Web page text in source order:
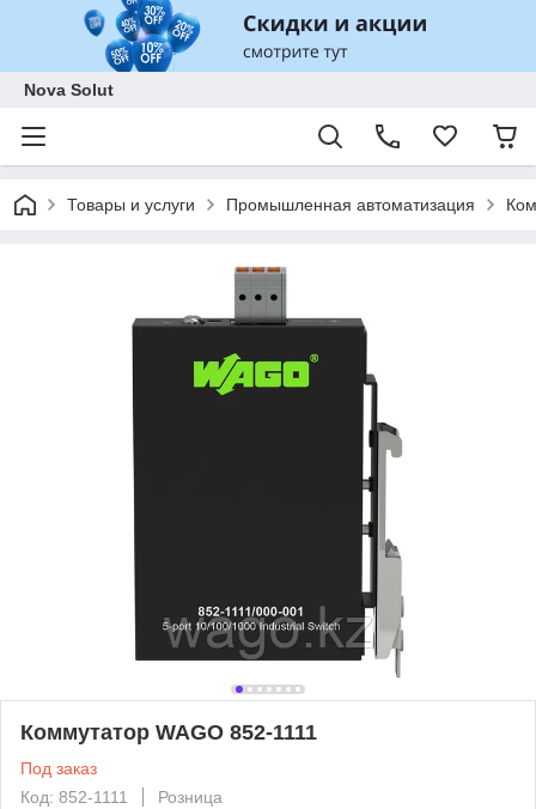
Nova Solut
Товары и услуги Промышленная автоматизация
Коммутатор WAGO 852-1111
Под заказ
Код: 852-1111
Розница